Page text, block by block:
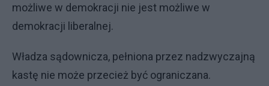
możliwe w demokracji nie jest możliwe w
demokracji liberalnej.
Władza sądownicza, pełniona przez nadzwyczajną
kastę nie może przecież być ograniczana.